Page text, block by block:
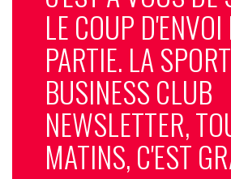
LE COUP
PARTIE. LA SPORT
BUSINESS CLUB
NEWSLETTER,
MATINS, C'EST